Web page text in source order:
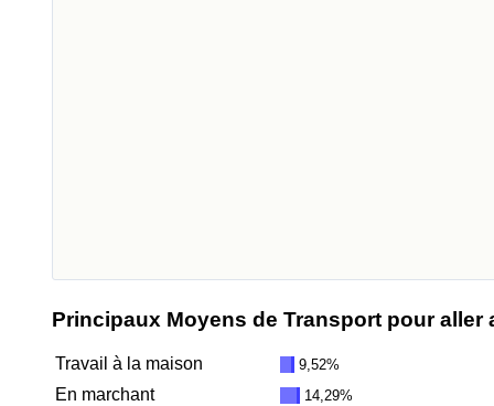
Principaux Moyens de Transport pour aller
Travail à la maison 9,52%
En marchant 14,29%